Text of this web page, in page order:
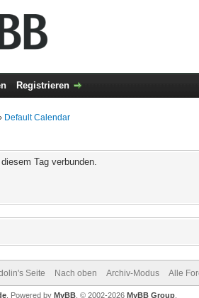
Registrieren
› Default Calendar
Tag verbunden.
Seite Nach oben Archiv-Modus Alle
, Powered by MyBB , © 2002-2026 MyBB Group